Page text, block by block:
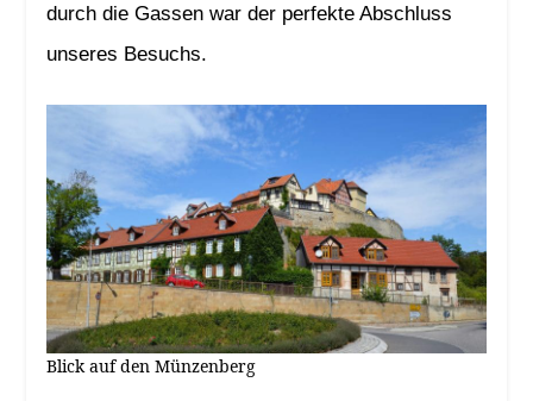
durch die Gassen war der perfekte Abschluss
unseres Besuchs.
Blick auf den Münzenberg